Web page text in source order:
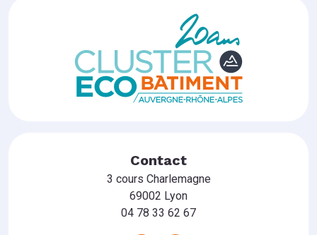
Contact
3 cours Charlemagne
69002 Lyon
04 78 33 62 67